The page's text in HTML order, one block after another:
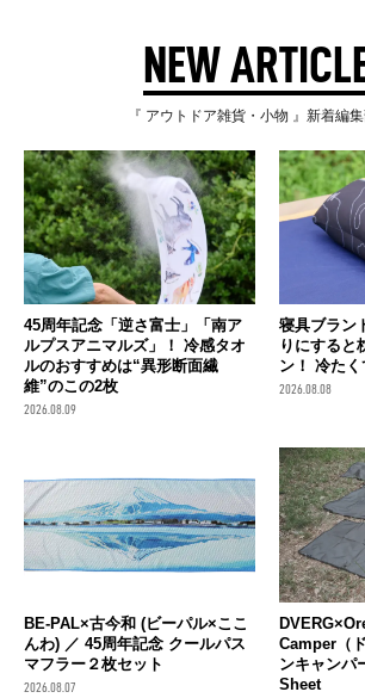
NEW
『 アウトドア雑貨・小物 』新着編
45周年記念「逆さ富士」「南ア
ルプスアニマルズ」！ 冷感タオ
ルのおすすめは“異形断面繊
維”のこの2枚
2026.08.09
寝具ブラン
りにすると
ン！ 冷た
2026.08.08
BE-PAL×古今和 (ビーパル×ここ
んわ) ／ 45周年記念 クールパス
マフラー２枚セット
2026.08.07
Camper（
ンキャンパ
Sheet